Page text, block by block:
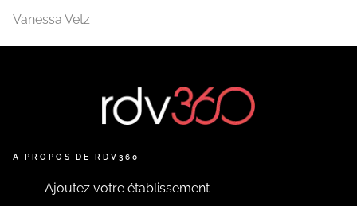
Vanessa Vetz
A PROPOS DE RDV360
Ajoutez votre établissement